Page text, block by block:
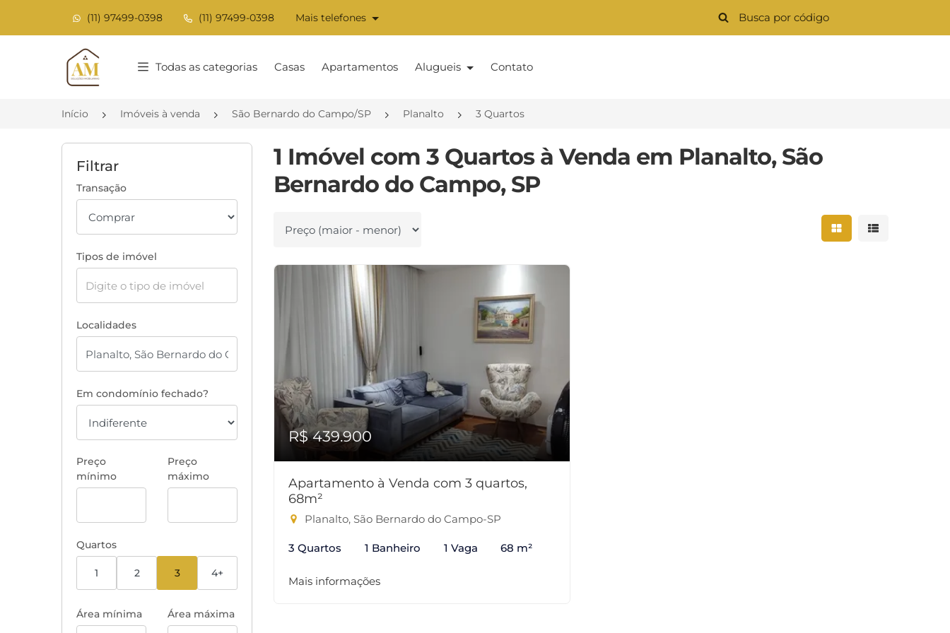
(11) 97499-0398 (11) 97499-0398 Mais telefones
Página inicial
Todas as categorias Casas Apartamentos Alugueis Contato
Início Imóveis à venda São Bernardo do Campo/SP Planalto 3 Quartos
Filtrar
Transação
Tipos de imóvel
Localidades
Em condomínio fechado?
Preço
mínimo
Preço
máximo
Quartos
1 2 3 4+
Área mínima Área máxima
1 Imóvel com 3 Quartos à Venda em Planalto, São
Bernardo do Campo, SP
Ordenar por Mostrar resultados
Mostrar
R$ 439.900
Apartamento à Venda com 3 quartos,
68m²
Planalto, São Bernardo do Campo-SP
3 Quartos 1 Banheiro 1 Vaga 68 m²
Mais informações